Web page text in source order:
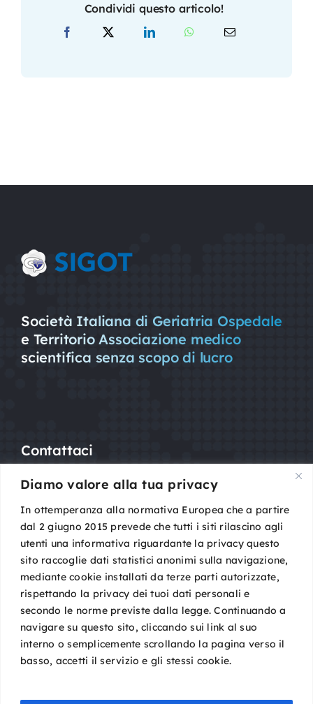
Diamo valore alla tua privacy
In ottemperanza alla normativa Europea che a partire
dal 2 giugno 2015 prevede che tutti i siti rilascino agli
utenti una informativa riguardante la privacy questo
sito raccoglie dati statistici anonimi sulla navigazione,
mediante cookie installati da terze parti autorizzate,
rispettando la privacy dei tuoi dati personali e
secondo le norme previste dalla legge. Continuando a
navigare su questo sito, cliccando sui link al suo
interno o semplicemente scrollando la pagina verso il
basso, accetti il servizio e gli stessi cookie.
Condividi questo articolo!
Società Italiana di Geriatria Ospedale
e Territorio Associazione medico
scientifica senza scopo di lucro
Contattaci
Mail:segreteria@sigot.org
PEC:sigot@pec.it
c/o Planning Congressi,
Via Guelfa, 9
40138 Bologna
Cod. Fisc. 96081590588
P. IVA 02149801009